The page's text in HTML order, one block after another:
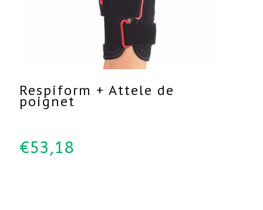
Respiform + Attele de
poignet
€53,18